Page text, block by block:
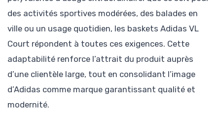
des activités sportives modérées, des balades en
ville ou un usage quotidien, les baskets Adidas VL
Court répondent à toutes ces exigences. Cette
adaptabilité renforce l’attrait du produit auprès
d’une clientèle large, tout en consolidant l’image
d’Adidas comme marque garantissant qualité et
modernité.